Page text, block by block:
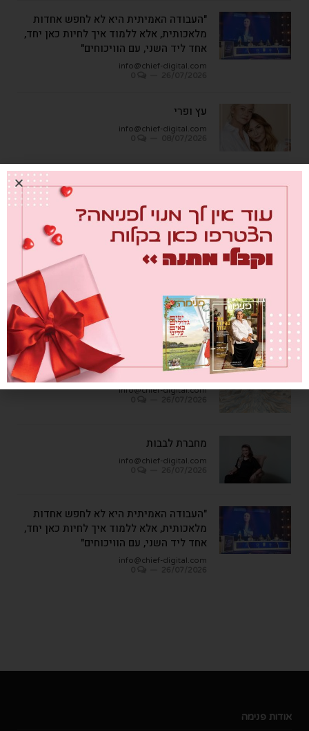
"העבודה האמיתית היא לא לחפש אחדות
מלאכותית, אלא ללמוד איך לחיות כאן יחד,
אחד ליד השני, עם הוויכוחים"
info@chief-digital.com
עץ ופרי
info@chief-digital.com
מבחן הגמבה
info@chief-digital.com
26/07/2026
כאן חוגגים בכיף – המדריך לתכנון חוויה
משפחתית
info@chief-digital.com
26/07/2026
שער הדמעות
info@chief-digital.com
מחברת לבבות
info@chief-digital.com
"העבודה האמיתית היא לא לחפש אחדות
מלאכותית, אלא ללמוד איך לחיות כאן יחד,
אחד ליד השני, עם הוויכוחים"
info@chief-digital.com
אודות פנימה